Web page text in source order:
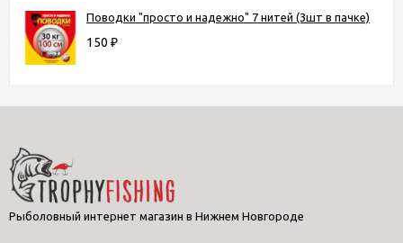
Поводки "просто и надежно" 7 нитей (3шт в пачке)
150 ₽
Рыболовный интернет магазин в Нижнем Новгороде